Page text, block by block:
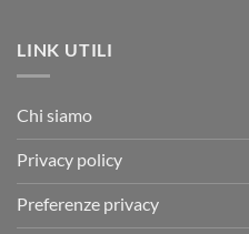
LINK UTILI
Chi siamo
Privacy policy
Preferenze privacy